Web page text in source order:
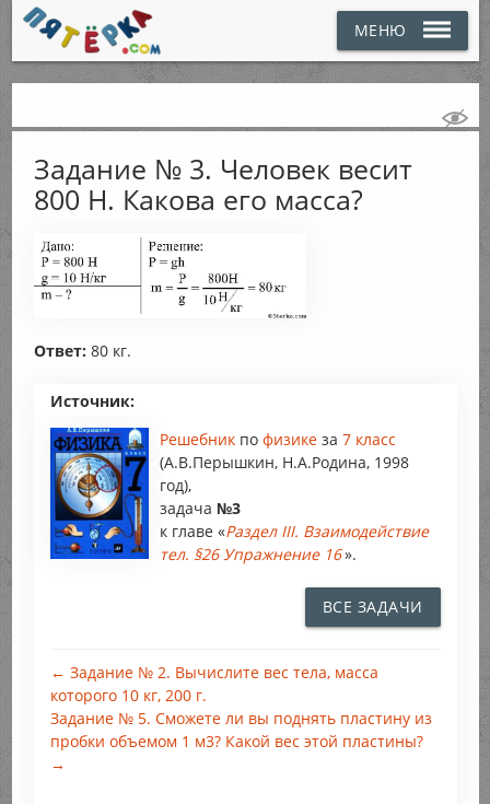
МЕНЮ
Задание № 3. Человек весит
800 Н. Какова его масса?
Ответ: 80 кг.
Источник:
Решебник по физике за 7 класс
(А.В.Перышкин, Н.А.Родина, 1998
год),
задача №3
к главе «Раздел III. Взаимодействие
тел. §26 Упражнение 16».
ВСЕ ЗАДАЧИ
← Задание № 2. Вычислите вес тела, масса
которого 10 кг, 200 г.
Задание № 5. Сможете ли вы поднять пластину из
пробки объемом 1 м3? Какой вес этой пластины?
→